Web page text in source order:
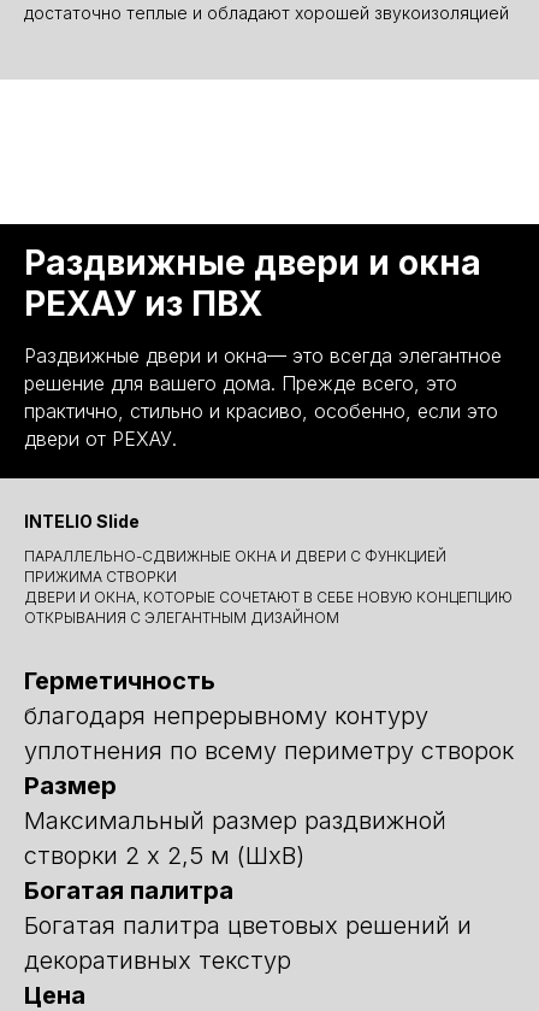
достаточно теплые и обладают хорошей звукоизоляцией
Раздвижные двери и окна
РЕХАУ из ПВХ
Раздвижные двери и окна— это всегда элегантное
решение для вашего дома. Прежде всего, это
практично, стильно и красиво, особенно, если это
двери от РЕХАУ.
INTELIO Slide
ПАРАЛЛЕЛЬНО-СДВИЖНЫЕ ОКНА И ДВЕРИ С ФУНКЦИЕЙ
ПРИЖИМА СТВОРКИ
ДВЕРИ И ОКНА, КОТОРЫЕ СОЧЕТАЮТ В СЕБЕ НОВУЮ КОНЦЕПЦИЮ
ОТКРЫВАНИЯ С ЭЛЕГАНТНЫМ ДИЗАЙНОМ
Герметичность
благодаря непрерывному контуру
уплотнения по всему периметру створок
Размер
Максимальный размер раздвижной
створки 2 x 2,5 м (ШхВ)
Богатая палитра
Богатая палитра цветовых решений и
декоративных текстур
Цена